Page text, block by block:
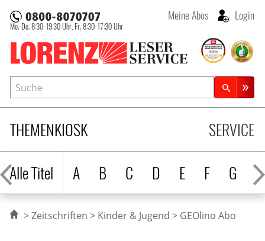
Lorenz Leserservice
Mo.-Do. 8:30-19:30 Uhr, Fr. 8:30-17:30 Uhr
Meine Abos Login
THEMENKIOSK
Alle Titel
A B C D E F G H
SERVICE
Suche
Zeitschriftensuche
Zeitschriften Kinder & Jugend GEOlino Abo